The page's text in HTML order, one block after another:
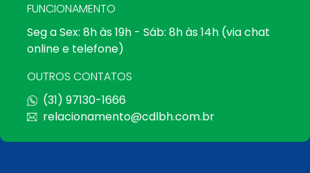
FUNCIONAMENTO
Seg a Sex: 8h às 19h - Sáb: 8h às 14h (via chat
online e telefone)
OUTROS CONTATOS
(31) 97130-1666
relacionamento@cdlbh.com.br